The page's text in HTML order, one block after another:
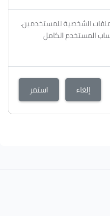
الشخصية للمستخدمين.
المستخدم الكامل
إلغاء استمر